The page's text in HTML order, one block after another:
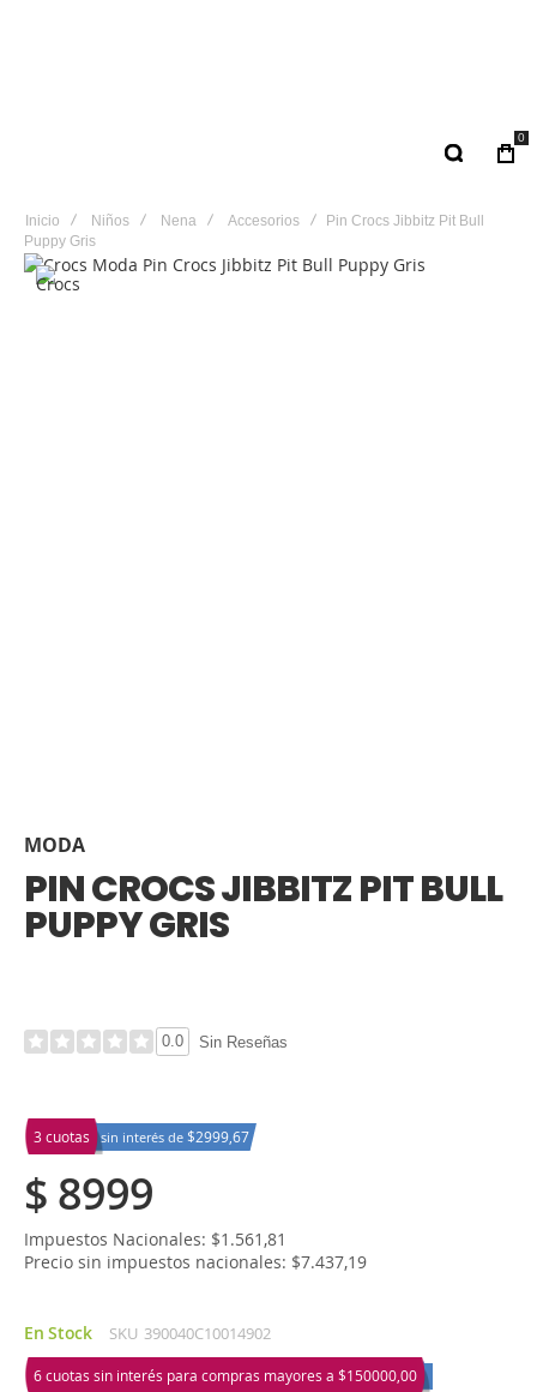
0
Inicio Niños Nena Accesorios
Pin Crocs Jibbitz Pit Bull
Puppy Gris
MODA
PIN CROCS JIBBITZ PIT BULL
PUPPY GRIS
0.0 Sin Reseñas
3 cuotas sin interés de $2999,67
$ 8999
Impuestos Nacionales: $1.561,81
Precio sin impuestos nacionales: $7.437,19
En Stock SKU 390040C10014902
6 cuotas sin interés para compras mayores a $150000,00